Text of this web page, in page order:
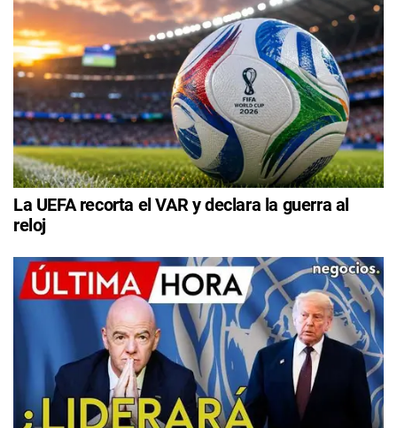
La UEFA recorta el VAR y declara la guerra al
reloj